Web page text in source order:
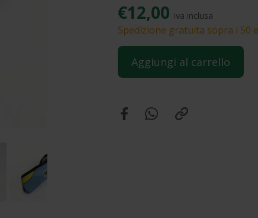
€12,00 iva inclusa
Spedizione gratuita sopra i 50
Aggiungi al carrello